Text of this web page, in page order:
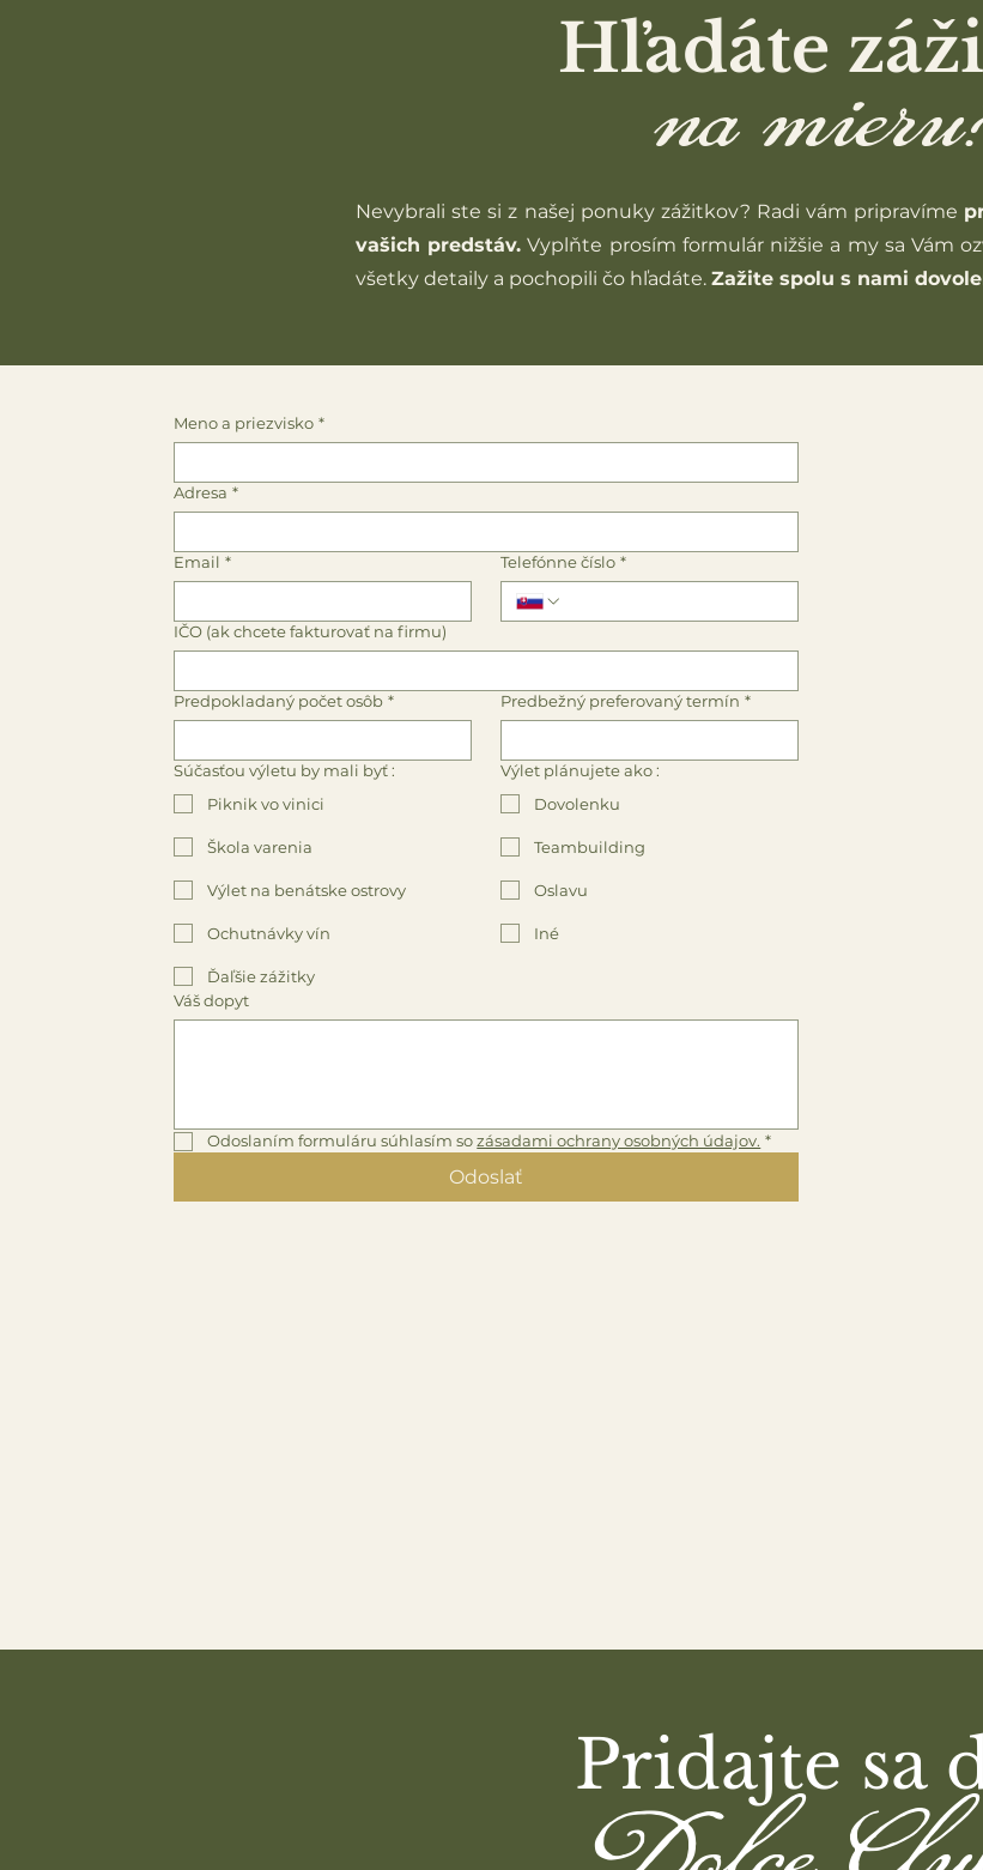
Hľadáte
na
Nevybrali ste si z našej ponuky zážitkov? Radi vám pripravíme
vašich predstáv. Vyplňte prosím formulár nižšie a my sa Vám
všetky detaily a pochopili čo hľadáte. Zažite spolu s nami
Meno a priezvisko *
Adresa *
Email * Telefónne číslo *
IČO (ak chcete fakturovať na firmu)
Predpokladaný počet osôb * Predbežný preferovaný termín *
Súčasťou výletu by mali byť :
Piknik vo vinici
Škola varenia
Výlet na benátske ostrovy
Ochutnávky vín
Ďaľšie zážitky
Výlet plánujete ako :
Dovolenku
Teambuilding
Oslavu
Iné
Váš dopyt
Odoslaním formuláru súhlasím so zásadami ochrany osobných údajov. *
Odoslať
Pridajte sa